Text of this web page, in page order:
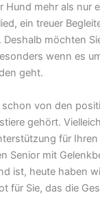
Hund mehr als nur
ein treuer
Deshalb möchten
wenn es
geht.
schon von den
gehört.
für
Senior mit
ist, heute haben
für Sie, das die